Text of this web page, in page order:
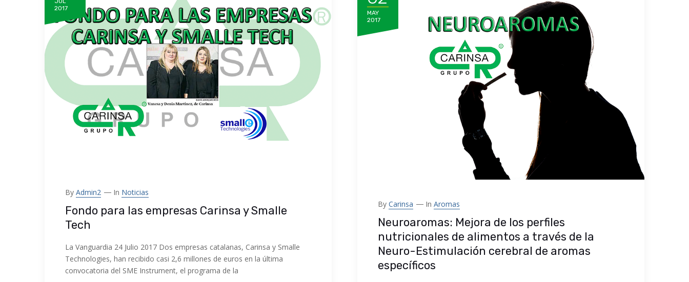
2017
By Admin2 In Noticias
Fondo para las empresas Carinsa y Smalle
Tech
La Vanguardia 24 Julio 2017 Dos empresas catalanas, Carinsa y Smalle
Technologies, han recibido casi 2,6 millones de euros en la última
convocatoria del SME Instrument, el programa de la
MAY
2017
By Carinsa In Aromas
Neuroaromas: Mejora de los perfiles
nutricionales de alimentos a través de la
Neuro-Estimulación cerebral de aromas
específicos